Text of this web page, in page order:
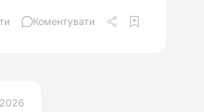
Коментувати